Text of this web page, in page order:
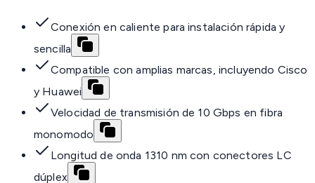
Conexión en caliente para instalación rápida y
sencilla
Compatible con amplias marcas, incluyendo Cisco
y Huawei
Velocidad de transmisión de 10 Gbps en fibra
monomodo
Longitud de onda 1310 nm con conectores LC
dúplex